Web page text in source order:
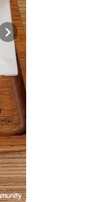
Next slide